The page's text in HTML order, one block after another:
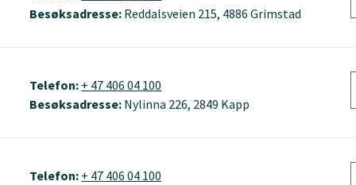
Besøksadresse: Reddalsveien 215, 4886 Grimstad
Telefon: + 47 406 04 100
Besøksadresse: Nylinna 226, 2849 Kapp
Telefon: + 47 406 04 100